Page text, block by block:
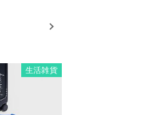
生活雑貨